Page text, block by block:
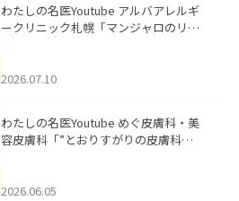
わたしの名医Youtube アルバアレルギ
ークリニック札幌「マンジャロのリア
た。
2026.07.10
わたしの名医Youtube めぐ皮膚科・美
容皮膚科「”とおりすがりの皮膚科
2026.06.05